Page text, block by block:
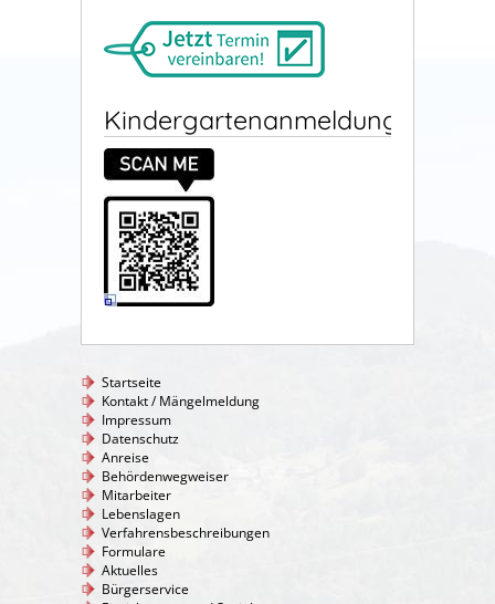
Kindergartenanmeldung
Startseite
Kontakt / Mängelmeldung
Impressum
Datenschutz
Anreise
Behördenwegweiser
Mitarbeiter
Lebenslagen
Verfahrensbeschreibungen
Formulare
Aktuelles
Bürgerservice